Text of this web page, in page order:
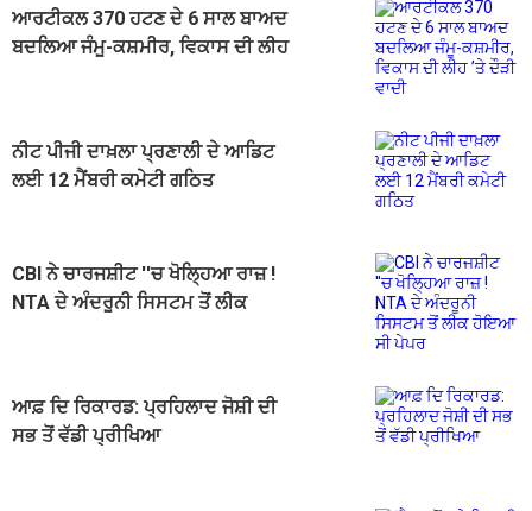
ਆਰਟੀਕਲ 370 ਹਟਣ ਦੇ 6 ਸਾਲ ਬਾਅਦ
ਬਦਲਿਆ ਜੰਮੂ-ਕਸ਼ਮੀਰ, ਵਿਕਾਸ ਦੀ ਲੀਹ
ਨੀਟ ਪੀਜੀ ਦਾਖ਼ਲਾ ਪ੍ਰਣਾਲੀ ਦੇ ਆਡਿਟ
ਲਈ 12 ਮੈਂਬਰੀ ਕਮੇਟੀ ਗਠਿਤ
CBI ਨੇ ਚਾਰਜਸ਼ੀਟ ''ਚ ਖੋਲ੍ਹਿਆ ਰਾਜ਼ !
NTA ਦੇ ਅੰਦਰੂਨੀ ਸਿਸਟਮ ਤੋਂ ਲੀਕ
ਆਫ਼ ਦਿ ਰਿਕਾਰਡ: ਪ੍ਰਹਿਲਾਦ ਜੋਸ਼ੀ ਦੀ
ਸਭ ਤੋਂ ਵੱਡੀ ਪ੍ਰੀਖਿਆ